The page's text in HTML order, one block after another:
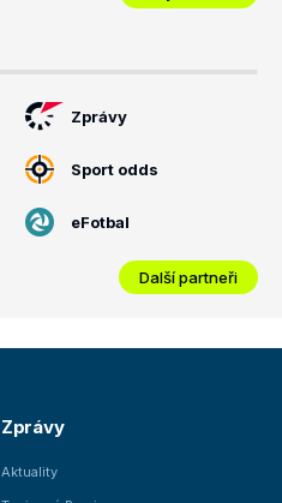
Zprávy
Sport odds
eFotbal
Další partneři
Zprávy
Aktuality